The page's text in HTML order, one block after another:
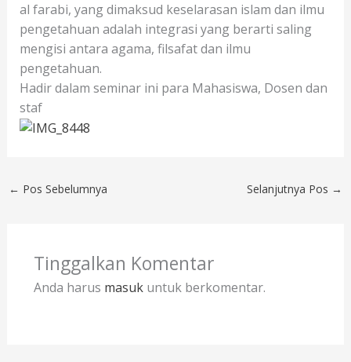
al farabi, yang dimaksud keselarasan islam dan ilmu
pengetahuan adalah integrasi yang berarti saling
mengisi antara agama, filsafat dan ilmu
pengetahuan.
Hadir dalam seminar ini para Mahasiswa, Dosen dan
staf
← Pos Sebelumnya Selanjutnya Pos →
Tinggalkan Komentar
Anda harus masukuntuk berkomentar.